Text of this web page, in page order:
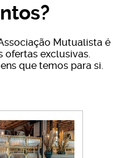
Mutualista é
ofertas exclusivas.
que temos para si.